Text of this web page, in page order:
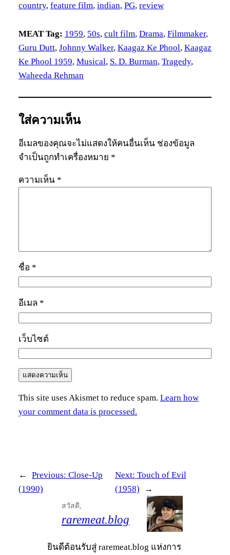
country, feature film, indian, PG, review
MEAT Tag: 1959, 50s, cult film, Drama, Filmmaker
Guru Dutt, Johnny Walker, Kaagaz Ke Phool, Kaagaz
Ke Phool 1959, Musical, S. D. Burman, Tragedy
Waheeda Rehman
ใส่ความเห็น
อีเมลของคุณจะไม่แสดงให้คนอื่นเห็น ช่องข้อมูล
จำเป็นถูกทำเครื่องหมาย *
ความเห็น *
ชื่อ *
อีเมล *
เว็บไซต์
This site uses Akismet to reduce spam. Learn how
your comment data is processed.
← Previous: Close-Up
(1990)
Next: Touch of Evil
(1958)
→
สวัสดี,
raremeat.blog
ยินดีต้อนรับสู่ raremeat.blog แห่งการ